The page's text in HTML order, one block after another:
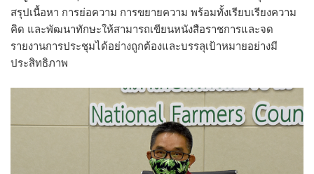
สรุปเนื้อหา การย่อความ การขยายความ พร้อมทั้งเรียบเรียงความ
คิด และพัฒนาทักษะให้สามารถเขียนหนังสือราชการและจด
รายงานการประชุมได้อย่างถูกต้องและบรรลุเป้าหมายอย่างมี
ประสิทธิภาพ